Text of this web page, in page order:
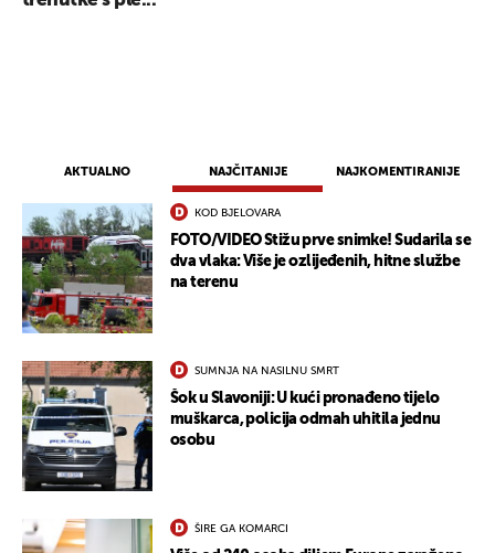
AKTUALNO NAJČITANIJE NAJKOMENTIRANIJE
KOD BJELOVARA
FOTO/VIDEO Stižu prve snimke! Sudarila se
dva vlaka: Više je ozlijeđenih, hitne službe
na terenu
SUMNJA NA NASILNU SMRT
Šok u Slavoniji: U kući pronađeno tijelo
muškarca, policija odmah uhitila jednu
osobu
ŠIRE GA KOMARCI